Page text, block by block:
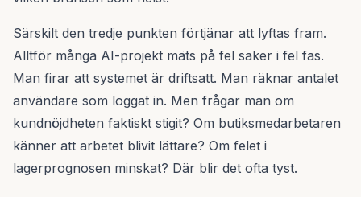
Särskilt den tredje punkten förtjänar att lyftas fram.
Alltför många AI-projekt mäts på fel saker i fel fas.
Man firar att systemet är driftsatt. Man räknar antalet
användare som loggat in. Men frågar man om
kundnöjdheten faktiskt stigit? Om butiksmedarbetaren
känner att arbetet blivit lättare? Om felet i
lagerprognosen minskat? Där blir det ofta tyst.